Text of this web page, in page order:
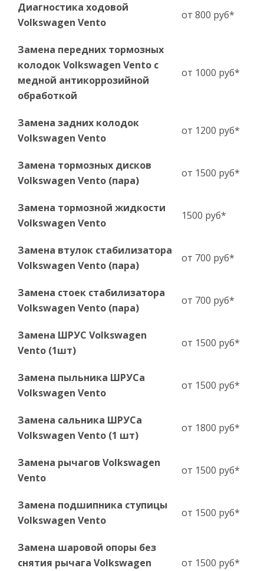
Диагностика ходовой
Volkswagen Vento
от 800 руб*
Замена передних тормозных
колодок Volkswagen Vento с
медной антикоррозийной
обработкой
от 1000 руб*
Замена задних колодок
Volkswagen Vento
от 1200 руб*
Замена тормозных дисков
Volkswagen Vento (пара)
от 1500 руб*
Замена тормозной жидкости
Volkswagen Vento
1500 руб*
Замена втулок стабилизатора
Volkswagen Vento (пара)
от 700 руб*
Замена стоек стабилизатора
Volkswagen Vento (пара)
от 700 руб*
Замена ШРУС Volkswagen
Vento (1шт)
от 1500 руб*
Замена пыльника ШРУСа
Volkswagen Vento
от 1500 руб*
Замена сальника ШРУСа
Volkswagen Vento (1 шт)
от 1800 руб*
Замена рычагов Volkswagen
Vento
от 1500 руб*
Замена подшипника ступицы
Volkswagen Vento
от 1500 руб*
Замена шаровой опоры без
снятия рычага Volkswagen
от 1500 руб*